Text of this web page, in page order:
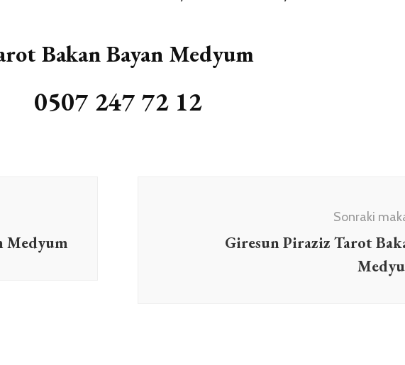
Bakan Bayan Medyum
0507 247 72 12
Medyum
Sonraki
Giresun Piraziz Tarot